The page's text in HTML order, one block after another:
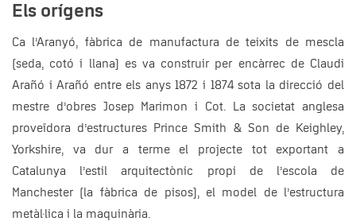
Els orígens
Ca l’Aranyó, fàbrica de manufactura de teixits de mescla
(seda, cotó i llana) es va construir per encàrrec de Claudi
Arañó i Arañó entre els anys 1872 i 1874 sota la direcció del
mestre d’obres Josep Marimon i Cot. La societat anglesa
proveïdora d’estructures Prince Smith & Son de Keighley,
Yorkshire, va dur a terme el projecte tot exportant a
Catalunya l’estil arquitectònic propi de l’escola de
Manchester (la fàbrica de pisos), el model de l’estructura
metàl·lica i la maquinària.